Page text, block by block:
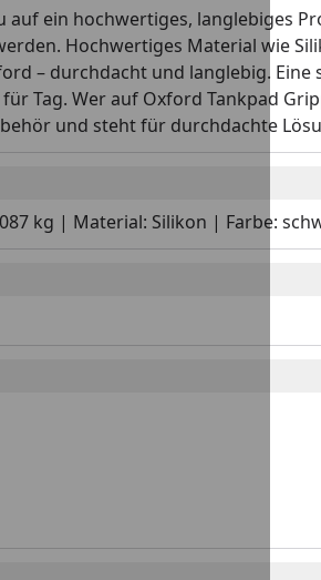
ein hochwertiges, langlebiges
Hochwertiges Material wie
– durchdacht und langlebig.
Tag. Wer auf Oxford Tankpad
und steht für durchdachte
kg | Material: Silikon | Farbe: